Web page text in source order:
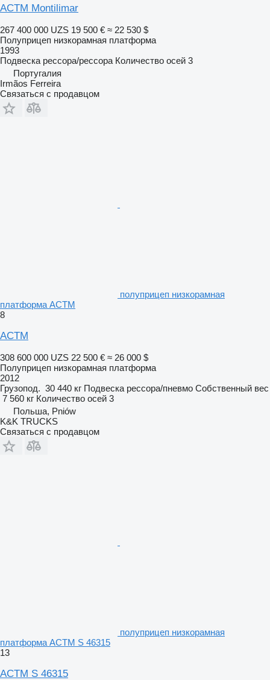
ACTM Montilimar
267 400 000 UZS 19 500 € ≈ 22 530 $
Полуприцеп низкорамная платформа
1993
Подвеска рессора/рессора Количество осей 3
Португалия
Irmãos Ferreira
Связаться с продавцом
полуприцеп низкорамная
платформа ACTM
8
ACTM
308 600 000 UZS 22 500 € ≈ 26 000 $
Полуприцеп низкорамная платформа
2012
Грузопод. 30 440 кг Подвеска рессора/пневмо Собственный вес
7 560 кг Количество осей 3
Польша, Pniów
K&K TRUCKS
Связаться с продавцом
полуприцеп низкорамная
платформа ACTM S 46315
13
ACTM S 46315